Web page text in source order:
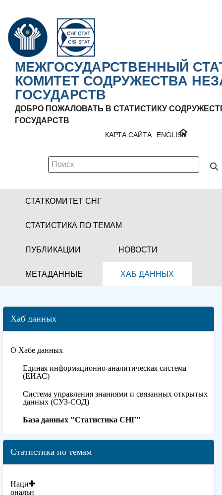
МЕЖГОСУДАРСТВЕННЫЙ
КОМИТЕТ СОДРУЖЕСТВА
ГОСУДАРСТВ
ДОБРО ПОЖАЛОВАТЬ В СТАТИСТИКУ
ГОСУДАРСТВ
ENGLISH
КАРТА САЙТА
СТАТКОМИТЕТ СНГ
СТАТИСТИКА ПО ТЕМАМ
ПУБЛИКАЦИИ НОВОСТИ
МЕТАДАННЫЕ ХАБ ДАННЫХ
Хаб данных
О Хабе данных
Единая информационно-аналитическая система
(ЕИАС)
Система управления знаниями и связанных открытых
данных (СУЗ-СОД)
База данных "Статистика СНГ"
Статистика по темам
Наци
ональн